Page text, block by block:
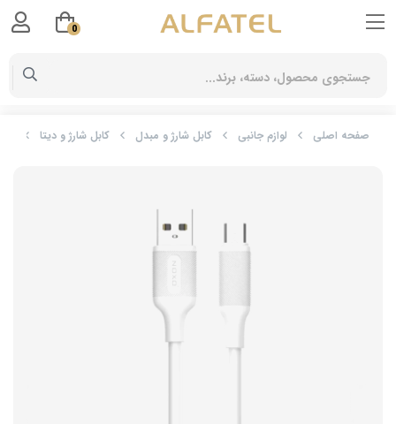
صفحه اصلی لوازم جانبی کابل شارژ و مبدل کابل شارژ و دیتا
0